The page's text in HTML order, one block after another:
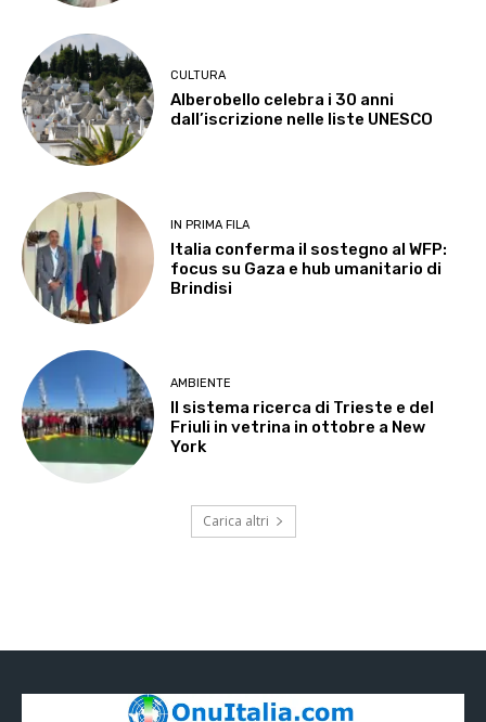
CULTURA
Alberobello celebra i 30 anni
dall’iscrizione nelle liste UNESCO
IN PRIMA FILA
Italia conferma il sostegno al WFP:
focus su Gaza e hub umanitario di
Brindisi
AMBIENTE
Il sistema ricerca di Trieste e del
Friuli in vetrina in ottobre a New
York
Carica altri